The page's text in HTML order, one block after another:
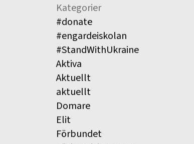
Kategorier
#donate
#engardeiskolan
#StandWithUkraine
Aktiva
Aktuellt
aktuellt
Domare
Elit
Förbundet